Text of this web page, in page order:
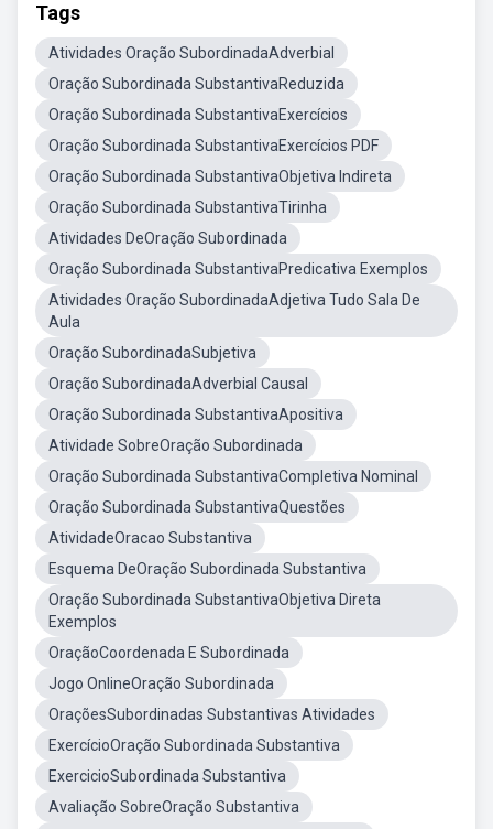
Tags
Atividades Oração SubordinadaAdverbial
Oração Subordinada SubstantivaReduzida
Oração Subordinada SubstantivaExercícios
Oração Subordinada SubstantivaExercícios PDF
Oração Subordinada SubstantivaObjetiva Indireta
Oração Subordinada SubstantivaTirinha
Atividades DeOração Subordinada
Oração Subordinada SubstantivaPredicativa Exemplos
Atividades Oração SubordinadaAdjetiva Tudo Sala De
Aula
Oração SubordinadaSubjetiva
Oração SubordinadaAdverbial Causal
Oração Subordinada SubstantivaApositiva
Atividade SobreOração Subordinada
Oração Subordinada SubstantivaCompletiva Nominal
Oração Subordinada SubstantivaQuestões
AtividadeOracao Substantiva
Esquema DeOração Subordinada Substantiva
Oração Subordinada SubstantivaObjetiva Direta
Exemplos
OraçãoCoordenada E Subordinada
Jogo OnlineOração Subordinada
OraçõesSubordinadas Substantivas Atividades
ExercícioOração Subordinada Substantiva
ExercicioSubordinada Substantiva
Avaliação SobreOração Substantiva